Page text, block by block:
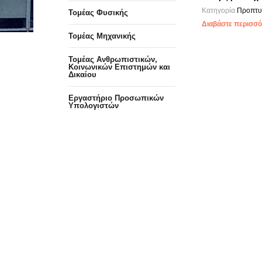
Κατηγορία
Διαβάστε
Τομέας Φυσικής
Τομέας Μηχανικής
Τομέας Ανθρωπιστικών,
Κοινωνικών Επιστημών και
Δικαίου
Eργαστήριo Προσωπικών
Υπολογιστών